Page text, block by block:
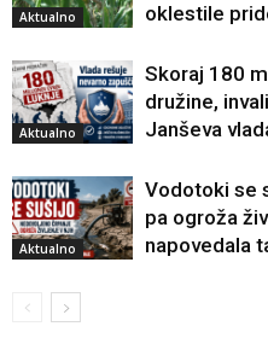
Aktualno
oklestile
Aktualno
Skoraj 180
družine,
Janševa
Aktualno
Vodotoki se
pa ogroža
napovedala